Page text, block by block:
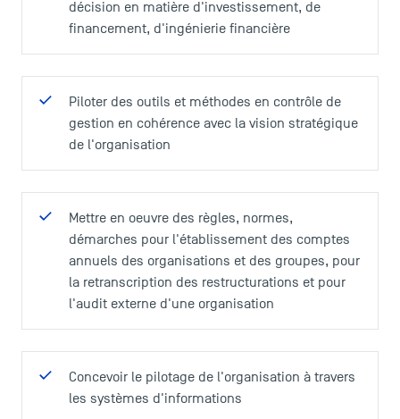
décision en matière d'investissement, de
financement, d'ingénierie financière
Piloter des outils et méthodes en contrôle de
gestion en cohérence avec la vision stratégique
de l'organisation
Mettre en oeuvre des règles, normes,
démarches pour l'établissement des comptes
annuels des organisations et des groupes, pour
la retranscription des restructurations et pour
l'audit externe d'une organisation
Concevoir le pilotage de l'organisation à travers
les systèmes d'informations